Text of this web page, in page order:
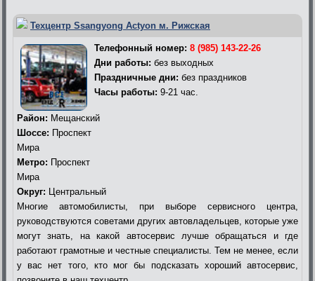
Техцентр Ssangyong Actyon м. Рижская
Телефонный номер: 8 (985) 143-22-26
Дни работы: без выходных
Праздничные дни: без праздников
Часы работы: 9-21 час.
Район: Мещанский
Шоссе: Проспект
Мира
Метро: Проспект
Мира
Округ: Центральный
Многие автомобилисты, при выборе сервисного центра,
руководствуются советами других автовладельцев, которые уже
могут знать, на какой автосервис лучше обращаться и где
работают грамотные и честные специалисты. Тем не менее, если
у вас нет того, кто мог бы подсказать хороший автосервис,